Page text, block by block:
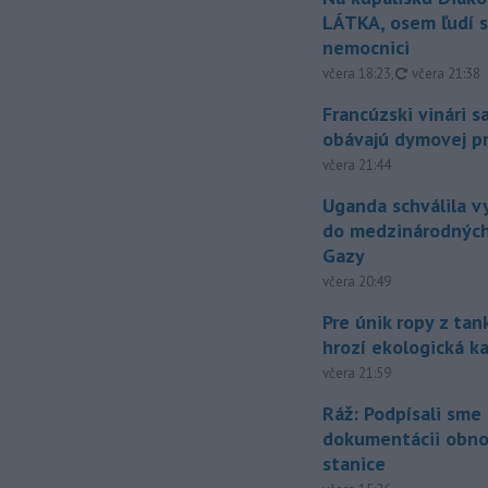
LÁTKA, osem ľudí
nemocnici
včera 18:23, aktualizované
včera 21:38
Francúzski vinári
obávajú dymovej
včera 21:44
Uganda schválila
do
Gazy
včera 20:49
Pre únik ropy z
hrozí ekologická
včera 21:59
Ráž: Podpísali
dokumentácii
stanice